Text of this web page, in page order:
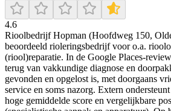
4.6
Rioolbedrijf Hopman (Hoofdweg 150,
beoordeeld rioleringsbedrijf voor o.a.
(riool)reparatie. In de Google Places-
terug van vakkundige diagnose en
gevonden en opgelost is, met doorgaans
service en soms nazorg. Extern
hoge gemiddelde score en vergelijkbare